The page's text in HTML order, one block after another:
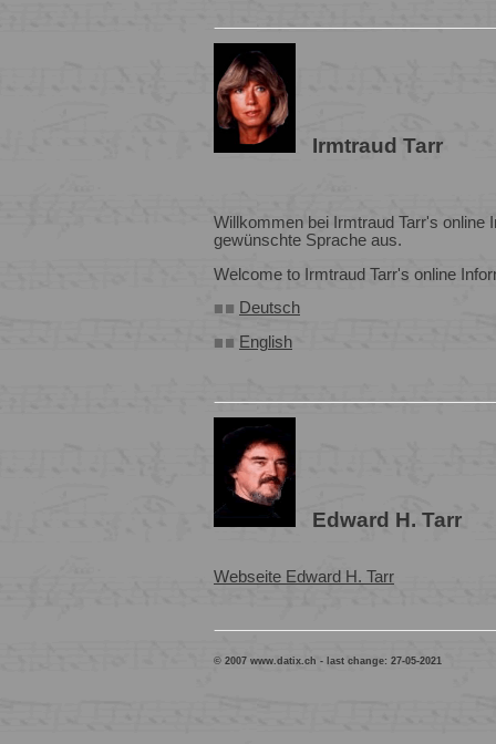
Irmtraud Tarr
Willkommen bei Irmtraud Tarr's online
gewünschte Sprache aus.
Welcome to Irmtraud Tarr's online
Deutsch
English
Edward H. Tarr
Webseite Edward H. Tarr
© 2007 www.datix.ch - last change: 27-05-2021